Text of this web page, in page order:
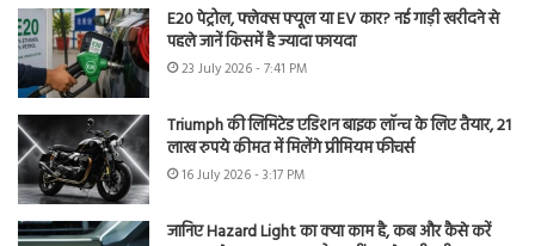
E20 पेट्रोल, फ्लेक्स फ्यूल या EV कार? नई गाड़ी खरीदने से
पहले जानें किसमें है ज्यादा फायदा
23 July 2026 - 7:41 PM
Triumph की लिमिटेड एडिशन बाइक लॉन्च के लिए तैयार, 21
लाख रुपये कीमत में मिलेंगे प्रीमियम फीचर्स
16 July 2026 - 3:17 PM
जानिए Hazard Light का क्या काम है, कब और कैसे करें